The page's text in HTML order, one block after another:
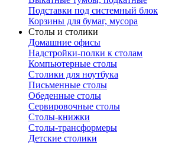
Подставки под системный блок
Корзины для бумаг, мусора
Столы и столики
Домашние офисы
Надстройки-полки к столам
Компьютерные столы
Столики для ноутбука
Письменные столы
Обеденные столы
Сервировочные столы
Столы-книжки
Столы-трансформеры
Детские столики